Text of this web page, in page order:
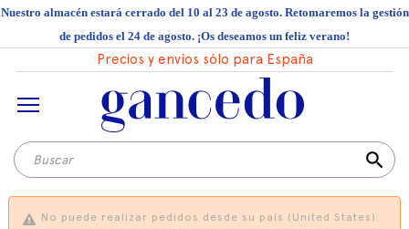
Nuestro almacén estará cerrado del 10 al 23 de agosto. Retomaremos la gestión
de pedidos el 24 de agosto. ¡Os deseamos un feliz verano!
Precios y envíos sólo para España
search
No puede realizar pedidos desde su país (United States).